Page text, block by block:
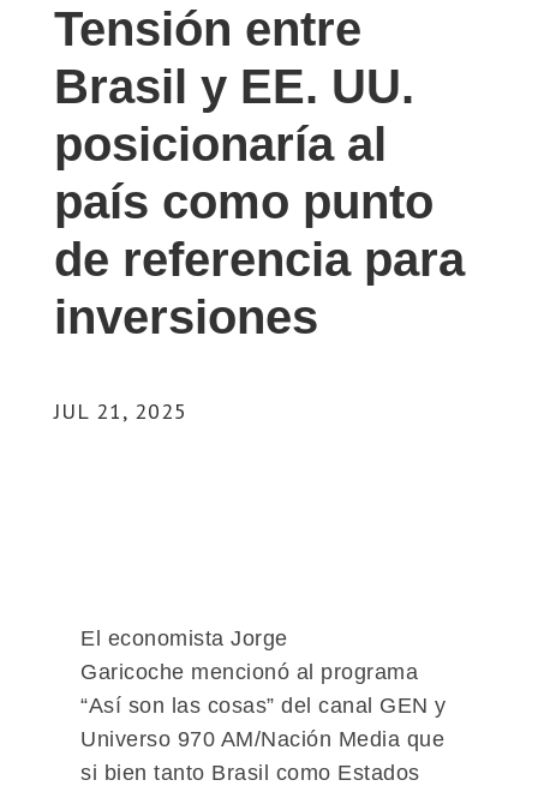
Tensión entre
Brasil y EE. UU.
posicionaría al
país como punto
de referencia para
inversiones
JUL 21, 2025
El economista Jorge
Garicoche mencionó al programa
“Así son las cosas” del canal GEN y
Universo 970 AM/Nación Media que
si bien tanto Brasil como Estados